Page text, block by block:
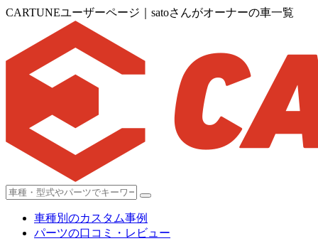
CARTUNEユーザーページ｜satoさんがオーナーの車一覧
車種別のカスタム事例
パーツの口コミ・レビュー